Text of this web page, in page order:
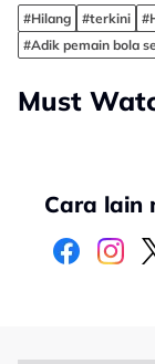
#Hilang #terkini
#Adik pemain bola
Must
Cara lain